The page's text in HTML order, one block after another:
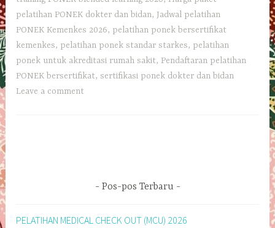
pelatihan PONEK dokter dan bidan, Jadwal pelatihan
PONEK Kemenkes 2026, pelatihan ponek bersertifikat
kemenkes, pelatihan ponek standar starkes, pelatihan
ponek untuk akreditasi rumah sakit, Pendaftaran pelatihan
PONEK bersertifikat,sertifikasi ponek dokter dan bidan
Leave a comment
Pos-pos Terbaru
PELATIHAN MEDICAL CHECK OUT (MCU) 2026